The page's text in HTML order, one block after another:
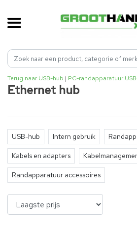
Terug naar USB-hub | PC-randapparatuur
Ethernet hub
USB-hub Intern gebruik
Kabels en adapters
Randapparatuur accessoires